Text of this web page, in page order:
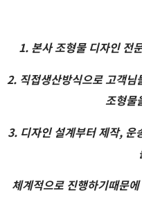
1. 본사 조형물 디자인 전
2. 직접생산방식으로 고객님
조형물
3. 디자인 설계부터 제작,
체계적으로 진행하기때문